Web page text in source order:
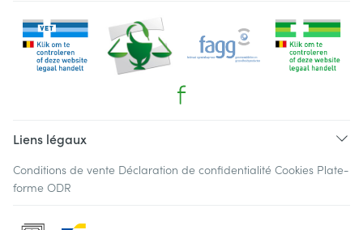
Liens légaux
Conditions de vente Déclaration de confidentialité Cookies Plate-
forme ODR